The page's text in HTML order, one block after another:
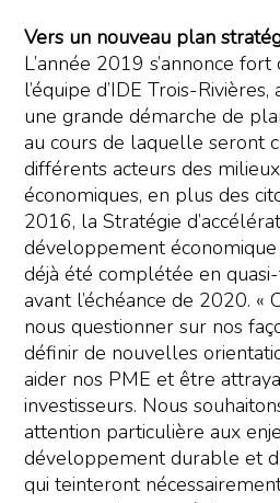
Vers un nouveau plan
L’année 2019 s’annonce
l’équipe d’IDE Trois-
une grande démarche de
au cours de laquelle seront
différents acteurs des
économiques, en plus des
2016, la Stratégie
développement économique
déjà été complétée en
avant l’échéance de 2020. «
nous questionner sur nos
définir de nouvelles
aider nos PME et être
investisseurs. Nous
attention particulière aux
développement durable et
qui teinteront